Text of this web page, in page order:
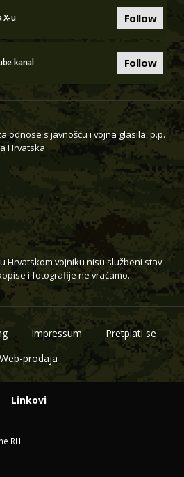
X-u Follow
kanal Follow
odnose s javnošću i vojna glasila, p.p.
Hrvatska
Hrvatskom vojniku nisu službeni stav
i fotografije ne vraćamo.
Impressum
Pretplati se
Web-prodaja
Linkovi
RH